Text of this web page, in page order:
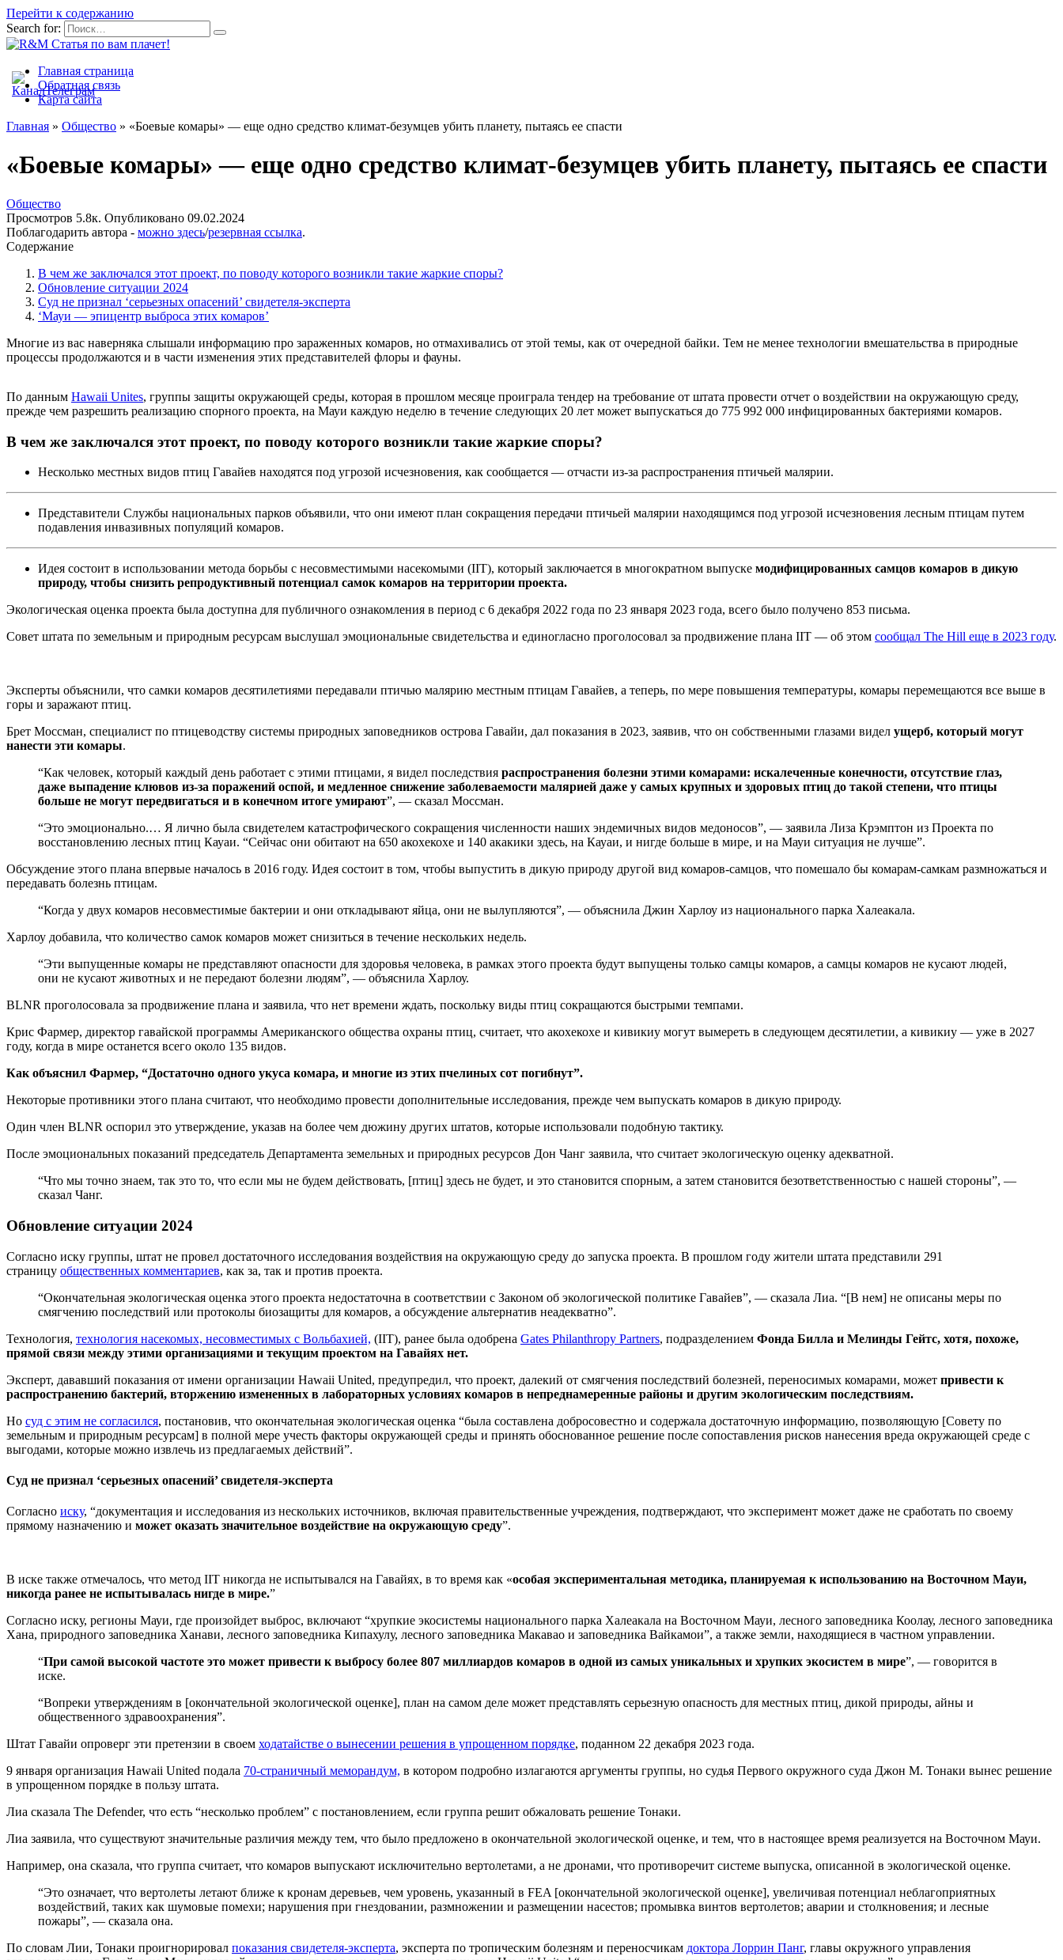
Перейти к содержанию
Search for:
Главная страница
Обратная связь
Карта сайта
Главная » Общество » «Боевые комары» — еще одно средство климат-безумцев убить планету, пытаясь ее спасти
«Боевые комары» — еще одно средство климат-безумцев убить планету, пытаясь ее спасти
Общество
Просмотров 5.8к. Опубликовано 09.02.2024
Поблагодарить автора - можно здесь/резервная ссылка.
Содержание
В чем же заключался этот проект, по поводу которого возникли такие жаркие споры?
Обновление ситуации 2024
Суд не признал ‘серьезных опасений’ свидетеля-эксперта
‘Мауи — эпицентр выброса этих комаров’
Многие из вас наверняка слышали информацию про зараженных комаров, но отмахивались от этой темы, как от очередной байки. Тем не менее технологии вмешательства в природные
процессы продолжаются и в части изменения этих представителей флоры и фауны.
По данным Hawaii Unites, группы защиты окружающей среды, которая в прошлом месяце проиграла тендер на требование от штата провести отчет о воздействии на окружающую среду,
прежде чем разрешить реализацию спорного проекта, на Мауи каждую неделю в течение следующих 20 лет может выпускаться до 775 992 000 инфицированных бактериями комаров.
В чем же заключался этот проект, по поводу которого возникли такие жаркие споры?
Несколько местных видов птиц Гавайев находятся под угрозой исчезновения, как сообщается — отчасти из-за распространения птичьей малярии.
Представители Службы национальных парков объявили, что они имеют план сокращения передачи птичьей малярии находящимся под угрозой исчезновения лесным птицам путем
подавления инвазивных популяций комаров.
Идея состоит в использовании метода борьбы с несовместимыми насекомыми (IIT), который заключается в многократном выпуске модифицированных самцов комаров в дикую
природу, чтобы снизить репродуктивный потенциал самок комаров на территории проекта.
Экологическая оценка проекта была доступна для публичного ознакомления в период с 6 декабря 2022 года по 23 января 2023 года, всего было получено 853 письма.
Совет штата по земельным и природным ресурсам выслушал эмоциональные свидетельства и единогласно проголосовал за продвижение плана IIT — об этом сообщал The Hill еще в 2023 году.
Эксперты объяснили, что самки комаров десятилетиями передавали птичью малярию местным птицам Гавайев, а теперь, по мере повышения температуры, комары перемещаются все выше в
горы и заражают птиц.
Брет Моссман, специалист по птицеводству системы природных заповедников острова Гавайи, дал показания в 2023, заявив, что он собственными глазами видел ущерб, который могут
нанести эти комары.
“Как человек, который каждый день работает с этими птицами, я видел последствия распространения болезни этими комарами: искалеченные конечности, отсутствие глаз,
даже выпадение клювов из-за поражений оспой, и медленное снижение заболеваемости малярией даже у самых крупных и здоровых птиц до такой степени, что птицы
больше не могут передвигаться и в конечном итоге умирают”, — сказал Моссман.
“Это эмоционально.… Я лично была свидетелем катастрофического сокращения численности наших эндемичных видов медоносов”, — заявила Лиза Крэмптон из Проекта по
восстановлению лесных птиц Кауаи. “Сейчас они обитают на 650 акохекохе и 140 акакики здесь, на Кауаи, и нигде больше в мире, и на Мауи ситуация не лучше”.
Обсуждение этого плана впервые началось в 2016 году. Идея состоит в том, чтобы выпустить в дикую природу другой вид комаров-самцов, что помешало бы комарам-самкам размножаться и
передавать болезнь птицам.
“Когда у двух комаров несовместимые бактерии и они откладывают яйца, они не вылупляются”, — объяснила Джин Харлоу из национального парка Халеакала.
Харлоу добавила, что количество самок комаров может снизиться в течение нескольких недель.
“Эти выпущенные комары не представляют опасности для здоровья человека, в рамках этого проекта будут выпущены только самцы комаров, а самцы комаров не кусают людей,
они не кусают животных и не передают болезни людям”, — объяснила Харлоу.
BLNR проголосовала за продвижение плана и заявила, что нет времени ждать, поскольку виды птиц сокращаются быстрыми темпами.
Крис Фармер, директор гавайской программы Американского общества охраны птиц, считает, что акохекохе и кивикиу могут вымереть в следующем десятилетии, а кивикиу — уже в 2027
году, когда в мире останется всего около 135 видов.
Как объяснил Фармер, “Достаточно одного укуса комара, и многие из этих пчелиных сот погибнут”.
Некоторые противники этого плана считают, что необходимо провести дополнительные исследования, прежде чем выпускать комаров в дикую природу.
Один член BLNR оспорил это утверждение, указав на более чем дюжину других штатов, которые использовали подобную тактику.
После эмоциональных показаний председатель Департамента земельных и природных ресурсов Дон Чанг заявила, что считает экологическую оценку адекватной.
“Что мы точно знаем, так это то, что если мы не будем действовать, [птиц] здесь не будет, и это становится спорным, а затем становится безответственностью с нашей стороны”, —
сказал Чанг.
Обновление ситуации 2024
Согласно иску группы, штат не провел достаточного исследования воздействия на окружающую среду до запуска проекта. В прошлом году жители штата представили 291
страницу общественных комментариев, как за, так и против проекта.
“Окончательная экологическая оценка этого проекта недостаточна в соответствии с Законом об экологической политике Гавайев”, — сказала Лиа. “[В нем] не описаны меры по
смягчению последствий или протоколы биозащиты для комаров, а обсуждение альтернатив неадекватно”.
Технология, технология насекомых, несовместимых с Вольбахией, (IIT), ранее была одобрена Gates Philanthropy Partners, подразделением Фонда Билла и Мелинды Гейтс, хотя, похоже,
прямой связи между этими организациями и текущим проектом на Гавайях нет.
Эксперт, дававший показания от имени организации Hawaii United, предупредил, что проект, далекий от смягчения последствий болезней, переносимых комарами, может привести к
распространению бактерий, вторжению измененных в лабораторных условиях комаров в непреднамеренные районы и другим экологическим последствиям.
Но суд с этим не согласился, постановив, что окончательная экологическая оценка “была составлена добросовестно и содержала достаточную информацию, позволяющую [Совету по
земельным и природным ресурсам] в полной мере учесть факторы окружающей среды и принять обоснованное решение после сопоставления рисков нанесения вреда окружающей среде с
выгодами, которые можно извлечь из предлагаемых действий”.
Суд не признал ‘серьезных опасений’ свидетеля-эксперта
Согласно иску, “документация и исследования из нескольких источников, включая правительственные учреждения, подтверждают, что эксперимент может даже не сработать по своему
прямому назначению и может оказать значительное воздействие на окружающую среду”.
В иске также отмечалось, что метод IIT никогда не испытывался на Гавайях, в то время как «особая экспериментальная методика, планируемая к использованию на Восточном Мауи,
никогда ранее не испытывалась нигде в мире.”
Согласно иску, регионы Мауи, где произойдет выброс, включают “хрупкие экосистемы национального парка Халеакала на Восточном Мауи, лесного заповедника Коолау, лесного заповедника
Хана, природного заповедника Ханави, лесного заповедника Кипахулу, лесного заповедника Макавао и заповедника Вайкамои”, а также земли, находящиеся в частном управлении.
“При самой высокой частоте это может привести к выбросу более 807 миллиардов комаров в одной из самых уникальных и хрупких экосистем в мире”, — говорится в
иске.
“Вопреки утверждениям в [окончательной экологической оценке], план на самом деле может представлять серьезную опасность для местных птиц, дикой природы, айны и
общественного здравоохранения”.
Штат Гавайи опроверг эти претензии в своем ходатайстве о вынесении решения в упрощенном порядке, поданном 22 декабря 2023 года.
9 января организация Hawaii United подала 70-страничный меморандум, в котором подробно излагаются аргументы группы, но судья Первого окружного суда Джон М. Тонаки вынес решение
в упрощенном порядке в пользу штата.
Лиа сказала The Defender, что есть “несколько проблем” с постановлением, если группа решит обжаловать решение Тонаки.
Лиа заявила, что существуют значительные различия между тем, что было предложено в окончательной экологической оценке, и тем, что в настоящее время реализуется на Восточном Мауи.
Например, она сказала, что группа считает, что комаров выпускают исключительно вертолетами, а не дронами, что противоречит системе выпуска, описанной в экологической оценке.
“Это означает, что вертолеты летают ближе к кронам деревьев, чем уровень, указанный в FEA [окончательной экологической оценке], увеличивая потенциал неблагоприятных
воздействий, таких как шумовые помехи; нарушения при гнездовании, размножении и размещении насестов; промывка винтов вертолетов; аварии и столкновения; и лесные
пожары”, — сказала она.
По словам Лии, Тонаки проигнорировал показания свидетеля-эксперта, эксперта по тропическим болезням и переносчикам доктора Лоррин Панг, главы окружного управления